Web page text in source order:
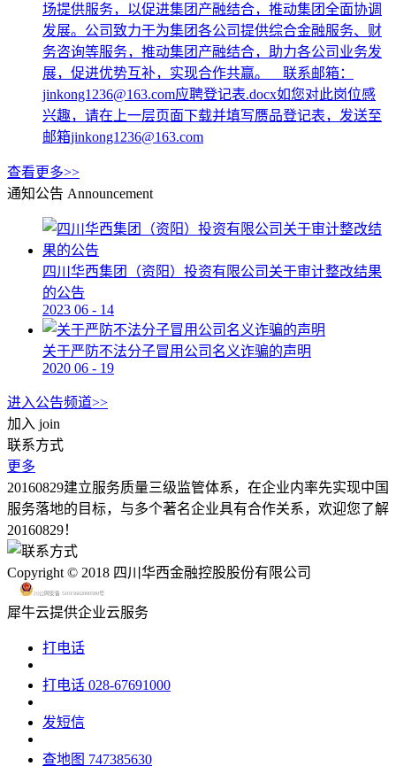
场提供服务，以促进集团产融结合，推动集团全面协调
发展。公司致力于为集团各公司提供综合金融服务、财
务咨询等服务，推动集团产融结合，助力各公司业务发
展，促进优势互补，实现合作共赢。 联系邮箱：
jinkong1236@163.com应聘登记表.docx如您对此岗位感
兴趣，请在上一层页面下载并填写赝品登记表，发送至
邮箱jinkong1236@163.com
查看更多>>
通知公告 Announcement
四川华西集团（资阳）投资有限公司关于审计整改结果
的公告
2023 06 - 14
关于严防不法分子冒用公司名义诈骗的声明
2020 06 - 19
进入公告频道>>
加入 join
联系方式
更多
20160829建立服务质量三级监管体系，在企业内率先实现中国
服务落地的目标，与多个著名企业具有合作关系，欢迎您了解
20160829！
Copyright © 2018 四川华西金融控股股份有限公司
川公网安备 51015602000580号
犀牛云提供企业云服务
打电话
打电话 028-67691000
发短信
查地图 747385630